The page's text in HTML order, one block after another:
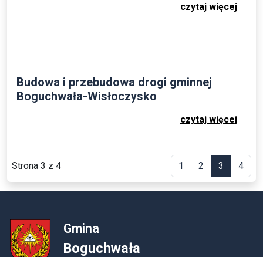
czytaj więcej
Budowa i przebudowa drogi gminnej
Boguchwała-Wisłoczysko
czytaj więcej
Strona 3 z 4 1 2 3 4
Gmina
Boguchwała